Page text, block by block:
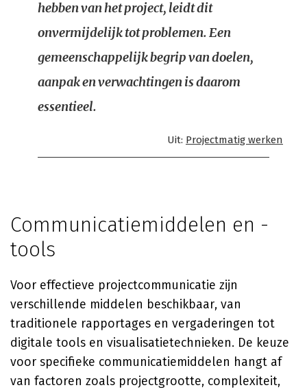
hebben van het project, leidt dit
onvermijdelijk tot problemen. Een
gemeenschappelijk begrip van doelen,
aanpak en verwachtingen is daarom
essentieel.
Uit: Projectmatig werken
Communicatiemiddelen en -
tools
Voor effectieve projectcommunicatie zijn
verschillende middelen beschikbaar, van
traditionele rapportages en vergaderingen tot
digitale tools en visualisatietechnieken. De keuze
voor specifieke communicatiemiddelen hangt af
van factoren zoals projectgrootte, complexiteit,